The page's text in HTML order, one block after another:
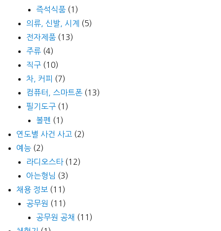
즉석식품 (1)
의류, 신발, 시계 (5)
전자제품 (13)
주류 (4)
직구 (10)
차, 커피 (7)
컴퓨터, 스마트폰 (13)
필기도구 (1)
볼펜 (1)
연도별 사건 사고 (2)
예능 (2)
라디오스타(12)
아는형님 (3)
채용 정보 (11)
공무원 (11)
공무원 공채 (11)